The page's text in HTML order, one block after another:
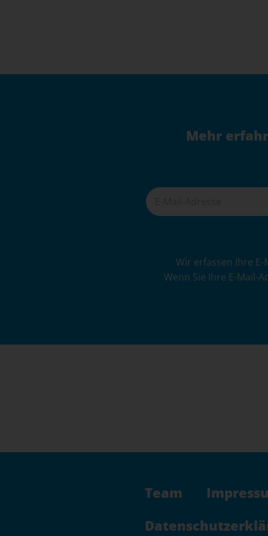
–
Mehr
Wir erfassen Ihre
Wenn Sie Ihre E-Mail-
Team